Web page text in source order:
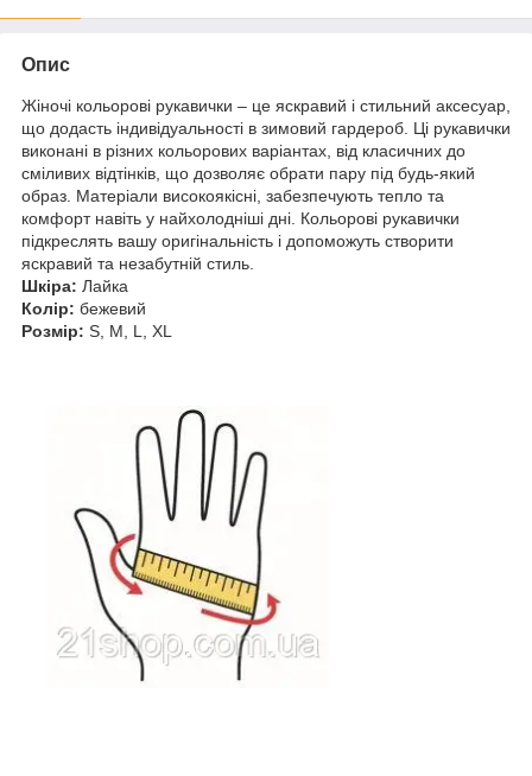
Опис
Жіночі кольорові рукавички – це яскравий і стильний аксесуар,
що додасть індивідуальності в зимовий гардероб. Ці рукавички
виконані в різних кольорових варіантах, від класичних до
сміливих відтінків, що дозволяє обрати пару під будь-який
образ. Матеріали високоякісні, забезпечують тепло та
комфорт навіть у найхолодніші дні. Кольорові рукавички
підкреслять вашу оригінальність і допоможуть створити
яскравий та незабутній стиль.
Шкіра: Лайка
Колір: бежевий
Розмір: S, M, L, XL